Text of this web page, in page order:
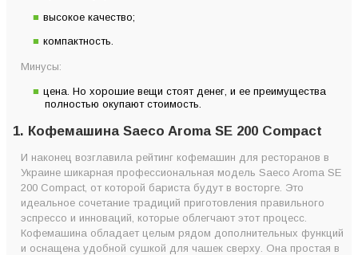
высокое качество;
компактность.
Минусы:
цена. Но хорошие вещи стоят денег, и ее преимущества
полностью окупают стоимость.
1. Кофемашина Saeco Aroma SE 200 Compact
И наконец возглавила рейтинг кофемашин для ресторанов в
Украине шикарная профессиональная модель Saeco Aroma SE
200 Compact, от которой бариста будут в восторге. Это
идеальное сочетание традиций приготовления правильного
эспрессо и инноваций, которые облегчают этот процесс.
Кофемашина обладает целым рядом дополнительных функций
и оснащена удобной сушкой для чашек сверху. Она простая в